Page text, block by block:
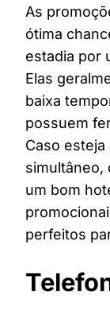
As
ótima
estadia por
Elas
baixa
possuem
Caso
simultâneo,
um bom
perfeitos